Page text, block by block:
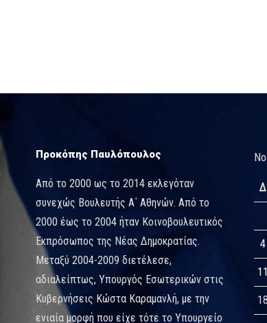
Προκόπης Παυλόπουλος
Από το 2000 ως το 2014 εκλεγόταν
συνεχώς Βουλευτής Α΄ Αθηνών. Από το
2000 έως το 2004 ήταν Κοινοβουλευτικός
Εκπρόσωπος της Νέας Δημοκρατίας.
Μεταξύ 2004-2009 διετέλεσε,
αδιαλείπτως, Υπουργός Εσωτερικών στις
Κυβερνήσεις Κώστα Καραμανλή, με την
ενιαία μορφή που είχε τότε το Υπουργείο
Δ
4
11
18